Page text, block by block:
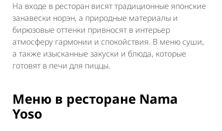
На входе в ресторан висят традиционные японские
занавески норэн, а природные материалы и
бирюзовые оттенки привносят в интерьер
атмосферу гармонии и спокойствия. В меню суши,
а также изысканные закуски и блюда, которые
готовят в печи для пиццы.
Меню в ресторане Nama
Yoso